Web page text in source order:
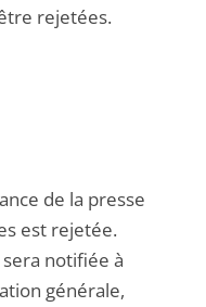
rejetées.
de la presse
est rejetée.
notifiée à
générale,